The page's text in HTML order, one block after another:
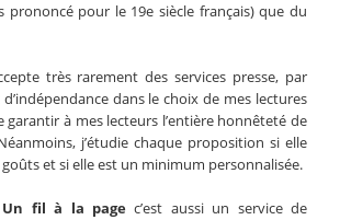
prononcé pour le 19e siècle français) que du
très rarement des services presse, par
dans le choix de mes lectures
à mes lecteurs l’entière honnêteté de
j’étudie chaque proposition si elle
et si elle est un minimum personnalisée.
fil à la pagec’est aussi un service de